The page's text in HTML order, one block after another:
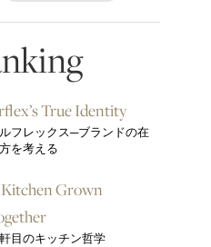
True Identity
フレックス─ブランドの在
を考える
Grown
目のキッチン哲学